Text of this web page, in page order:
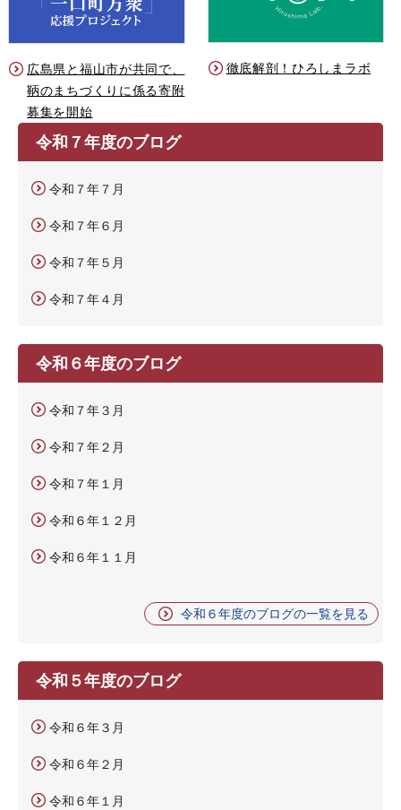
広島県と福山市が共同で、
鞆のまちづくりに係る寄附
募集を開始
徹底解剖！ひろしまラボ
令和７年度のブログ
令和７年７月
令和７年６月
令和７年５月
令和７年４月
令和６年度のブログ
令和７年３月
令和７年２月
令和７年１月
令和６年１２月
令和６年１１月
令和６年度のブログの一覧を見る
令和５年度のブログ
令和６年３月
令和６年２月
令和６年１月